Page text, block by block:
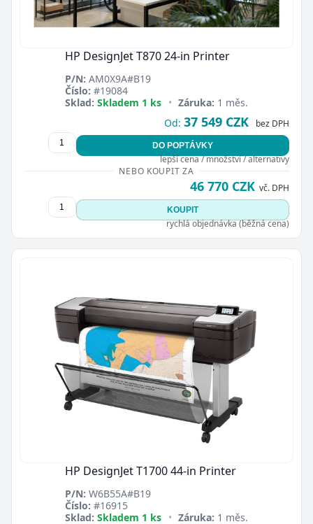
HP DesignJet T870 24-in Printer
P/N: AM0X9A#B19
Číslo: #19084
Sklad: Skladem 1 ks • Záruka: 1 měs.
Od: 37 549 CZK bez DPH
DO POPTÁVKY
lepší cena / množství / alternativy
NEBO KOUPIT ZA
46 770 CZK vč. DPH
KOUPIT
rychlá objednávka (běžná cena)
HP DesignJet T1700 44-in Printer
P/N: W6B55A#B19
Číslo: #16915
Sklad: Skladem 1 ks • Záruka: 1 měs.